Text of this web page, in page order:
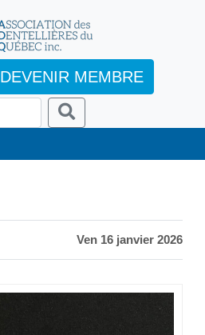
DEVENIR MEMBRE
Ven 16 janvier 2026